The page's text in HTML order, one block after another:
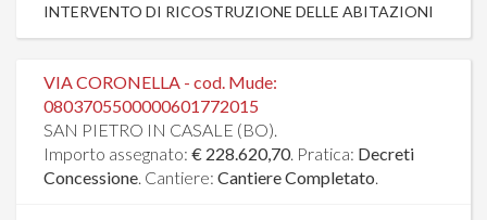
INTERVENTO DI RICOSTRUZIONE DELLE ABITAZIONI
VIA CORONELLA - cod. Mude:
0803705500000601772015
SAN PIETRO IN CASALE (BO).
Importo assegnato: € 228.620,70. Pratica: Decreti
Concessione. Cantiere: Cantiere Completato.